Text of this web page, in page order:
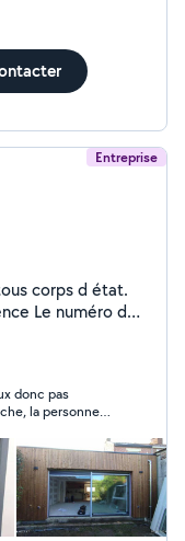
Entreprise
corps d état.
donc pas
la personne
professionnels.
avec